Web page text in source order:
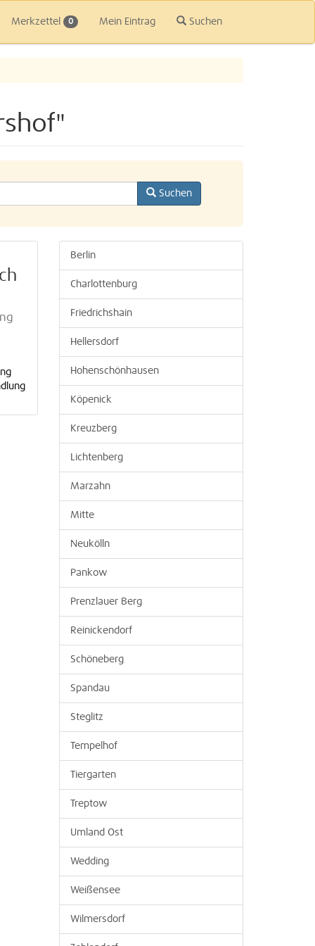
Merkzettel 0 Mein Eintrag Suchen
Suchen
Berlin
Charlottenburg
Friedrichshain
Hellersdorf
Hohenschönhausen
Köpenick
Kreuzberg
Lichtenberg
Marzahn
Mitte
Neukölln
Pankow
Prenzlauer Berg
Reinickendorf
Schöneberg
Spandau
Steglitz
Tempelhof
Tiergarten
Treptow
Umland Ost
Wedding
Weißensee
Wilmersdorf